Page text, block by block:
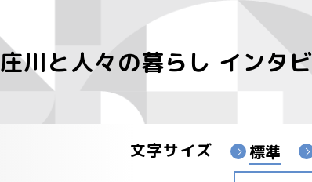
すべての映像
富山県映像センターYouTubeチャンネル
庄川と人々の暮らし インタ
文字サイズ 標準